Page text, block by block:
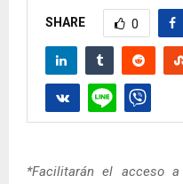
SHARE 0
*Facilitarán el acceso